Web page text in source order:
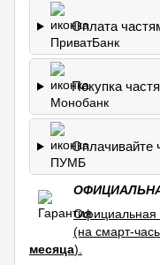
Оплата
Покупка
Оплачивайте
Официальная
(на смарт-
месяца).